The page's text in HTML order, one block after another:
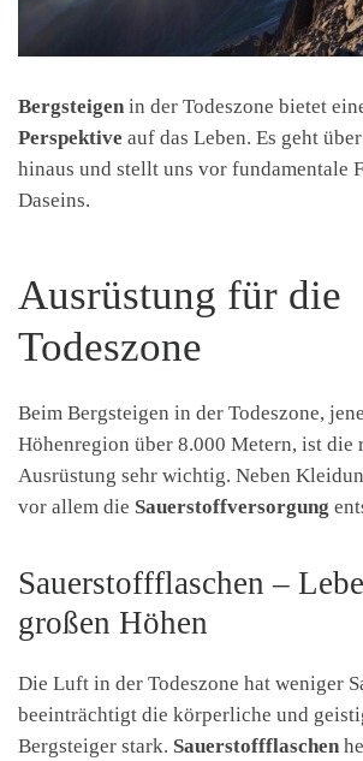
Bergsteigen in der Todeszone bietet
Perspektive auf das Leben. Es geht
hinaus und stellt uns vor fundamentale
Daseins.
Ausrüstung für die
Todeszone
Beim Bergsteigen in der Todeszone,
Höhenregion über 8.000 Metern, ist die
Ausrüstung sehr wichtig. Neben
vor allem die Sauerstoffversorgung
Sauerstoffflaschen –
großen Höhen
Die Luft in der Todeszone hat weniger
beeinträchtigt die körperliche und
Bergsteiger stark. Sauerstoffflaschen